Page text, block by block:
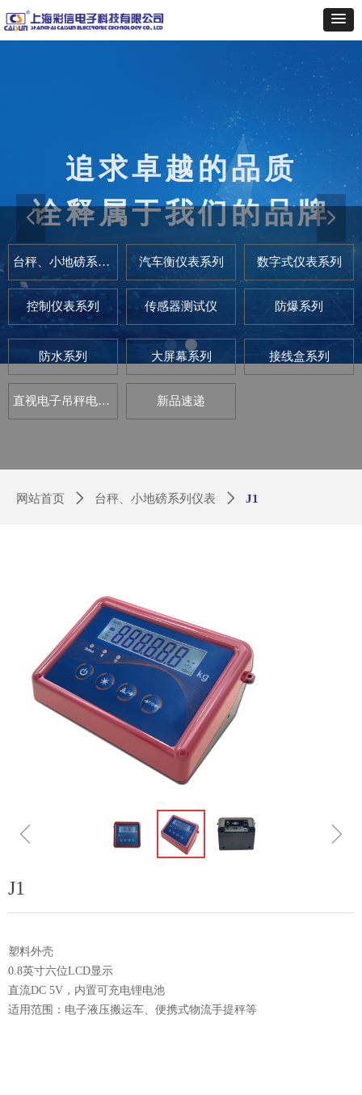
网站首页 ꄲ 台秤、小地磅系列仪表 ꄲ J1
ꁆ ꁇ
J1
塑料外壳
0.8英寸六位LCD显示
直流DC 5V，内置可充电锂电池
适用范围：电子液压搬运车、便携式物流手提秤等
台秤、小地磅系列仪表 汽车衡仪表系列 数字式仪表系列
控制仪表系列 传感器测试仪 防爆系列
防水系列 大屏幕系列 接线盒系列
直视电子吊秤电路板套件 新品速递
追求卓越的品质
诠释属于我们的品牌
秉承“热忱为同行配套服务”的
宗旨
提供全方位的优质服务
넳 넲